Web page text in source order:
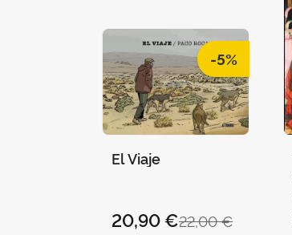
-5%
El Viaje
22,00 €
20,90 €